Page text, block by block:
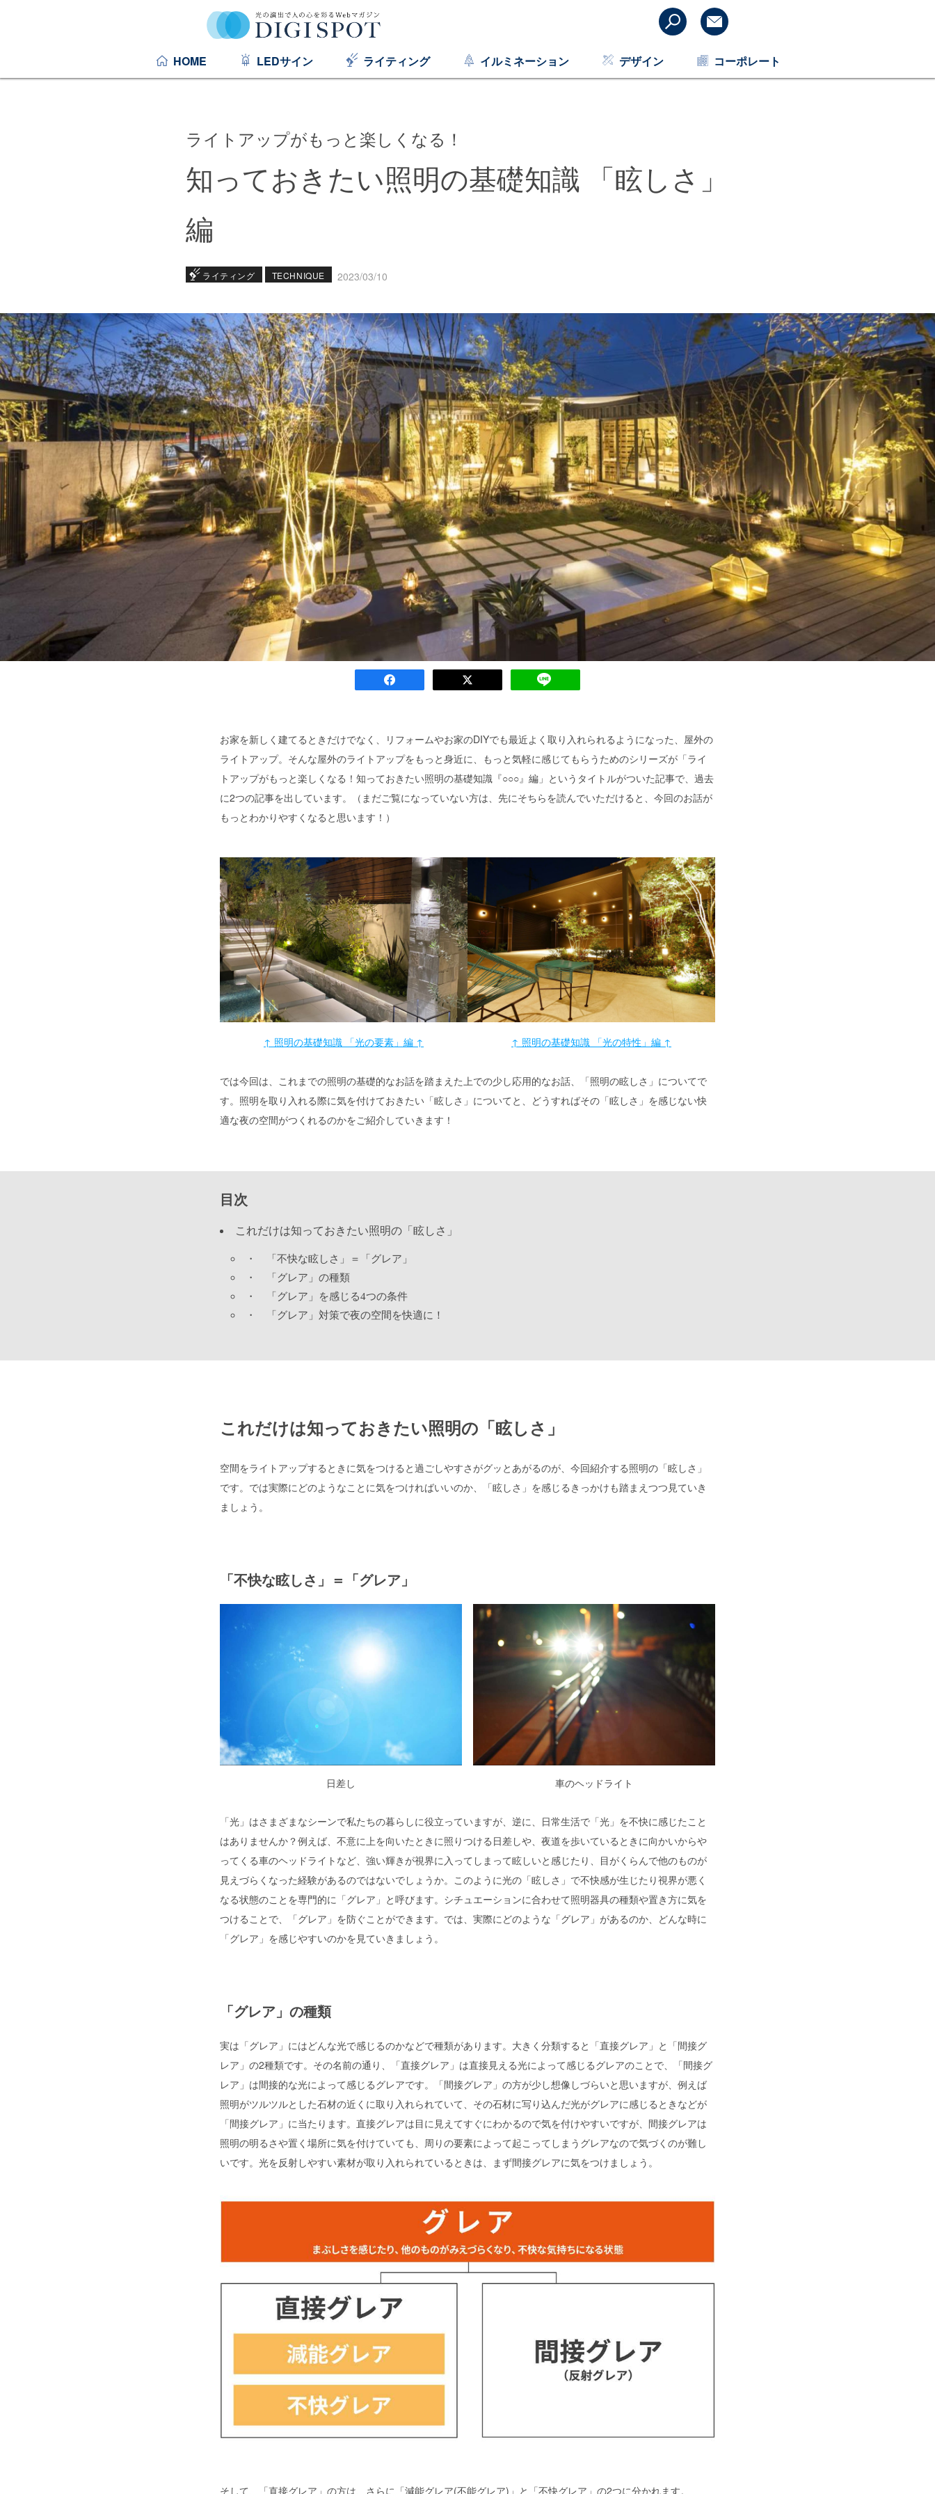
HOME LEDサイン ライティング イルミネーション デザイン コーポレート
ライトアップがもっと楽しくなる！
知っておきたい照明の基礎知識 「眩しさ」
編
ライティング TECHNIQUE 2023/03/10
お家を新しく建てるときだけでなく、リフォームやお家のDIYでも最近よく取り入れられるようになった、屋外の
ライトアップ。そんな屋外のライトアップをもっと身近に、もっと気軽に感じてもらうためのシリーズが「ライ
トアップがもっと楽しくなる！知っておきたい照明の基礎知識『○○○』編」というタイトルがついた記事で、過去
に2つの記事を出しています。（まだご覧になっていない方は、先にそちらを読んでいただけると、今回のお話が
もっとわかりやすくなると思います！）
↑ 照明の基礎知識 「光の要素」編 ↑ ↑ 照明の基礎知識 「光の特性」編 ↑
では今回は、これまでの照明の基礎的なお話を踏まえた上での少し応用的なお話、「照明の眩しさ」についてで
す。照明を取り入れる際に気を付けておきたい「眩しさ」についてと、どうすればその「眩しさ」を感じない快
適な夜の空間がつくれるのかをご紹介していきます！
目次
これだけは知っておきたい照明の「眩しさ」
・
「不快な眩しさ」＝「グレア」
・
「グレア」の種類
・
「グレア」を感じる4つの条件
・
「グレア」対策で夜の空間を快適に！
これだけは知っておきたい照明の「眩しさ」
空間をライトアップするときに気をつけると過ごしやすさがグッとあがるのが、今回紹介する照明の「眩しさ」
です。では実際にどのようなことに気をつければいいのか、「眩しさ」を感じるきっかけも踏まえつつ見ていき
ましょう。
「不快な眩しさ」＝「グレア」
日差し 車のヘッドライト
「光」はさまざまなシーンで私たちの暮らしに役立っていますが、逆に、日常生活で「光」を不快に感じたこと
はありませんか？例えば、不意に上を向いたときに照りつける日差しや、夜道を歩いているときに向かいからや
ってくる車のヘッドライトなど、強い輝きが視界に入ってしまって眩しいと感じたり、目がくらんで他のものが
見えづらくなった経験があるのではないでしょうか。このように光の「眩しさ」で不快感が生じたり視界が悪く
なる状態のことを専門的に「グレア」と呼びます。シチュエーションに合わせて照明器具の種類や置き方に気を
つけることで、「グレア」を防ぐことができます。では、実際にどのような「グレア」があるのか、どんな時に
「グレア」を感じやすいのかを見ていきましょう。
「グレア」の種類
実は「グレア」にはどんな光で感じるのかなどで種類があります。大きく分類すると「直接グレア」と「間接グ
レア」の2種類です。その名前の通り、「直接グレア」は直接見える光によって感じるグレアのことで、「間接グ
レア」は間接的な光によって感じるグレアです。「間接グレア」の方が少し想像しづらいと思いますが、例えば
照明がツルツルとした石材の近くに取り入れられていて、その石材に写り込んだ光がグレアに感じるときなどが
「間接グレア」に当たります。直接グレアは目に見えてすぐにわかるので気を付けやすいですが、間接グレアは
照明の明るさや置く場所に気を付けていても、周りの要素によって起こってしまうグレアなので気づくのが難し
いです。光を反射しやすい素材が取り入れられているときは、まず間接グレアに気をつけましょう。
そして、「直接グレア」の方は、さらに「減能グレア(不能グレア)」と「不快グレア」の2つに分かれます。